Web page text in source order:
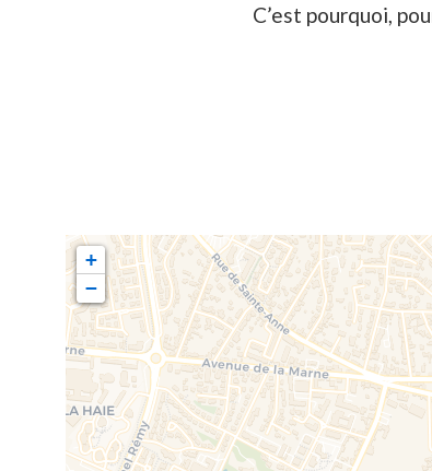
C’est pourquoi,
+
−